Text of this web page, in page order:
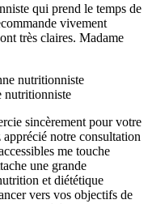
qui prend le temps de
vivement
très claires. Madame
nutritionniste
sincèrement pour votre
notre consultation
me touche
une grande
et diététique
vers vos objectifs de